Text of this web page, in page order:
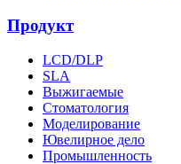
Продукт
LCD/DLP
SLA
Выжигаемые
Стоматология
Моделирование
Ювелирное дело
Промышленность